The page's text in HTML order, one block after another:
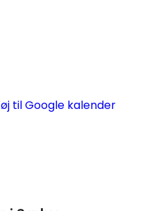
til Google kalender